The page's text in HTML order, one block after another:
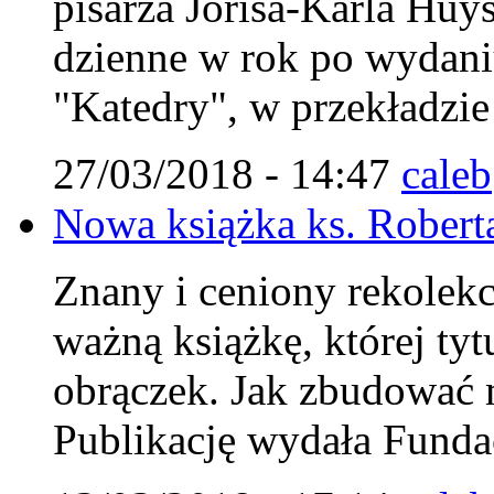
dzienne w rok po
"Katedry", w
27/03/2018 - 14:47 caleb
Nowa książka ks.
Znany i ceniony
ważną książkę, której
obrączek. Jak zbudować
Publikację wydała